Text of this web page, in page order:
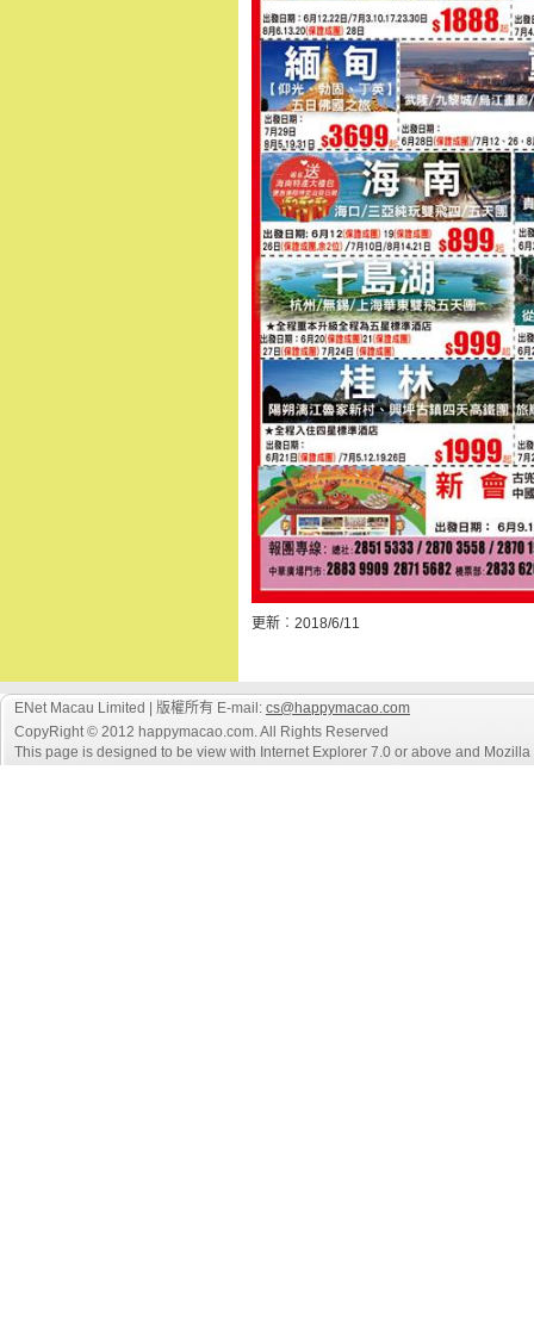
更新︰2018/6/11
ENet Macau Limited | 版權所有 E-mail: cs@happymacao.com
CopyRight © 2012 happymacao.com. All Rights Reserved
This page is designed to be view with Internet Explorer 7.0 or above and